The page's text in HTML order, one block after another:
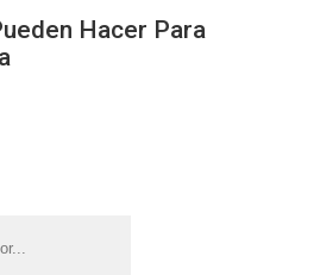
Hacer Para